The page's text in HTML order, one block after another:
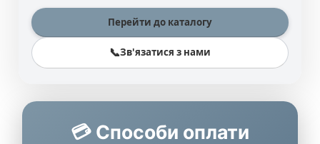
Перейти до каталогу
📞Зв'язатися з нами
💳 Способи оплати